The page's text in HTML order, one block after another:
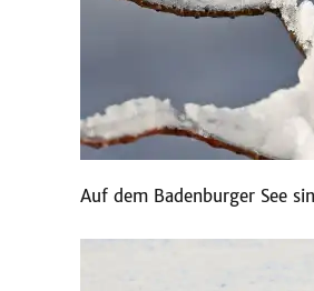
Auf dem Badenburger See